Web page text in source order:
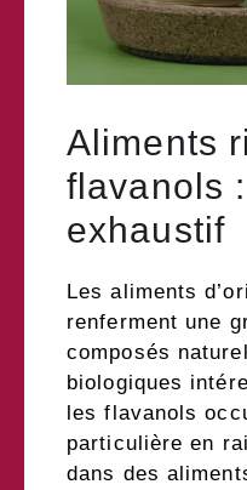
Aliments
flavanols
exhaustif
Les aliments
renferment une
composés
biologiques
les flavanols
particulière en
dans des